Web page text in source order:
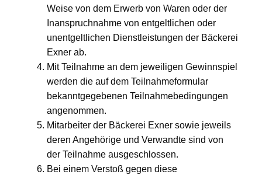
Weise von dem Erwerb von Waren oder der
Inanspruchnahme von entgeltlichen oder
unentgeltlichen Dienstleistungen der Bäckerei
Exner ab.
Mit Teilnahme an dem jeweiligen Gewinnspiel
werden die auf dem Teilnahmeformular
bekanntgegebenen Teilnahmebedingungen
angenommen.
Mitarbeiter der Bäckerei Exner sowie jeweils
deren Angehörige und Verwandte sind von
der Teilnahme ausgeschlossen.
Bei einem Verstoß gegen diese